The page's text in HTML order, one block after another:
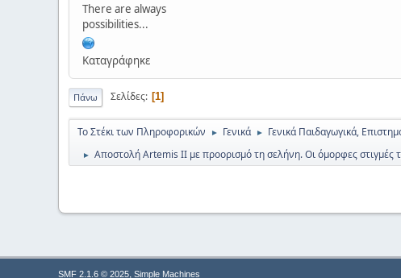
There are always
possibilities...
Καταγράφηκε
Πάνω Σελίδες 1
Το Στέκι των Πληροφορικών ► Γενικά ► Γενικά Παιδαγωγικά,
► Αποστολή Artemis II με προορισμό τη σελήνη. Οι όμορφες στιγμές
SMF 2.1.6 © 2025, Simple Machines